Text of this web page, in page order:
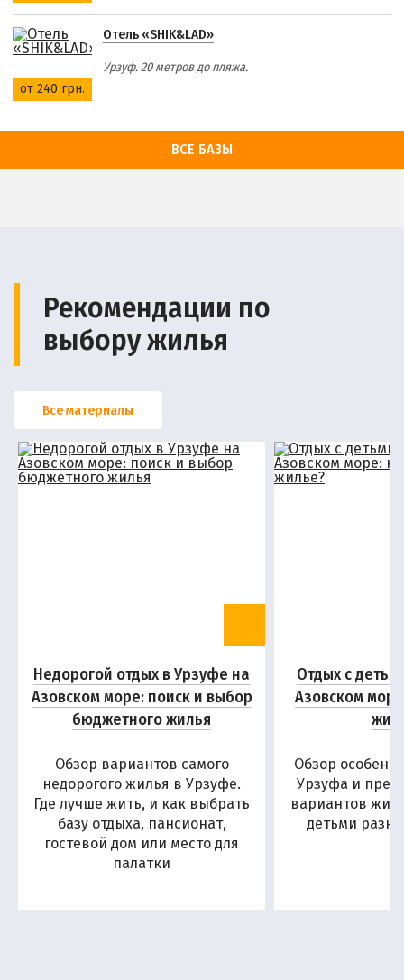
от 240 грн.
Отель «SHIK&LAD»
Урзуф. 20 метров до пляжа.
ВСЕ БАЗЫ
Рекомендации по
выбору жилья
Все материалы
Недорогой отдых в Урзуфе на
Азовском море: поиск и выбор
бюджетного жилья
Обзор вариантов самого
недорогого жилья в Урзуфе.
Где лучше жить, и как выбрать
базу отдыха, пансионат,
гостевой дом или место для
палатки
Отдых с
Азовском
Обзор
Урзуфа и
вариантов
детьми